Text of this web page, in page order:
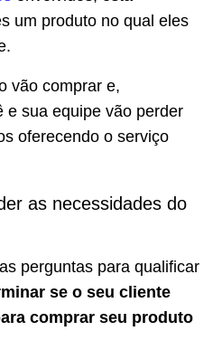
um produto no qual eles
vão comprar e,
e sua equipe vão perder
oferecendo o serviço
as necessidades do
perguntas para qualificar
se o seu cliente
comprar seu produto